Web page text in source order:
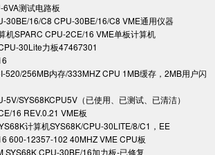
测试电路板
30BE/16/C8 CPU-30BE/16/C8 VME通用仪器
机SPARC CPU-2CE/16 VME单板计算机
30Lite力板47467301
520/256MB内存/333MHZ CPU 1MB缓存，2MB用户闪
5V/SYS68KCPU5V（已使用、已测试、已清洁）
16 REV.0.21 VME板
计算机SYS68K/CPU-30LITE/8/C1，EE
600-12357-102 40MHZ VME CPU板
SYS68K CPU-30BE/16加力板-已修复